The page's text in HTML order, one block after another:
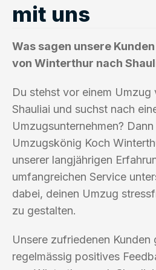
mit uns
Was sagen unsere
von Winterthur nach
Du stehst vor einem Umzug
Shauliai und suchst nach
Umzugsunternehmen?
Umzugskönig Koch
unserer langjährigen
umfangreichen Service
dabei, deinen Umzug
zu gestalten.
Unsere zufriedenen Kunden
regelmässig positives